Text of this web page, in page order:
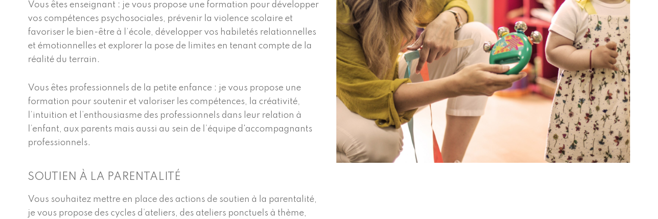
Vous êtes enseignant : je vous propose une formation pour développer
vos compétences psychosociales, prévenir la violence scolaire et
favoriser le bien-être à l’école, développer vos habiletés relationnelles
et émotionnelles et explorer la pose de limites en tenant compte de la
réalité du terrain.
Vous êtes professionnels de la petite enfance : je vous propose une
formation pour soutenir et valoriser les compétences, la créativité,
l’intuition et l’enthousiasme des professionnels dans leur relation à
l’enfant, aux parents mais aussi au sein de l’équipe d'accompagnants
professionnels.
SOUTIEN À LA PARENTALITÉ
Vous souhaitez mettre en place des actions de soutien à la parentalité,
je vous propose des cycles d’ateliers, des ateliers ponctuels à thème,